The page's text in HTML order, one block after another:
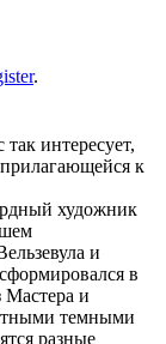
.
интересует,
к
художник
и
в
Мастера и
темными
разные